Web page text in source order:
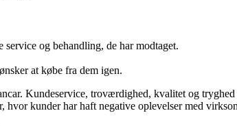
og behandling, de har modtaget.
at købe fra dem igen.
Kundeservice, troværdighed, kvalitet og
kunder har haft negative oplevelser med